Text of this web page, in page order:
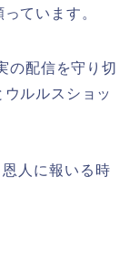
ています。
の配信を守り切
ルルスショッ
人に報いる時